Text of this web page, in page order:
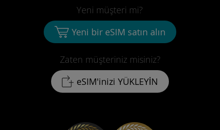
Zaten müşteriniz misiniz?
eSIM'inizi YÜKLEYİN
Yeni müşteri mi?
Yeni bir eSIM satın alın